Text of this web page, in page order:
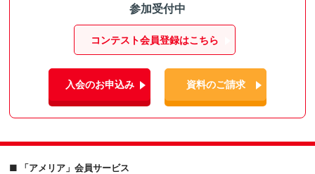
参加受付中
コンテスト会員登録はこちら
入会のお申込み 資料のご請求
■ 「アメリア」会員サービス